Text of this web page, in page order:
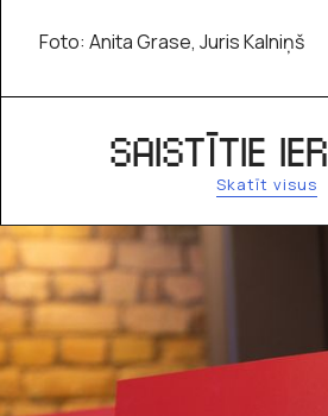
Foto: Anita Grase, Juris Kalniņš
SAISTĪTIE
Skatīt visus